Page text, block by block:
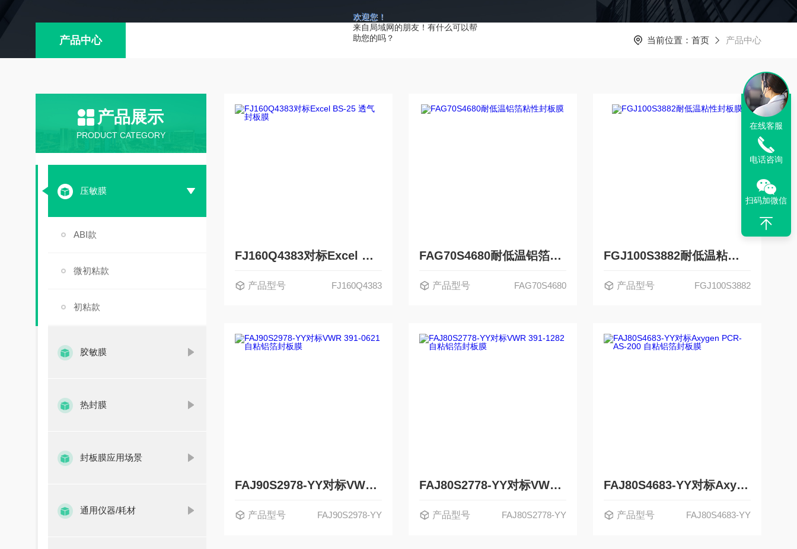
欢迎您！
来自局域网的朋友！有什么可以帮
助您的吗？
产品中心 当前位置： 首页 产品中心
产品展示
PRODUCT CATEGORY
压敏膜
ABI款
微初粘款
初粘款
胶敏膜
热封膜
封板膜应用场景
通用仪器/耗材
FJ160Q4383对标Excel BS-25 透气封板膜
产品型号 FJ160Q4383
FAG70S4680耐低温铝箔粘性封板膜
产品型号 FAG70S4680
FGJ100S3882耐低温粘性封板膜
产品型号 FGJ100S3882
FAJ90S2978-YY对标VWR 391-0621 自粘铝箔封板膜
产品型号 FAJ90S2978-YY
FAJ80S2778-YY对标VWR 391-1282自粘铝箔封板膜
产品型号 FAJ80S2778-YY
FAJ80S4683-YY对标Axygen PCR-AS-200 自粘铝箔封板膜
产品型号 FAJ80S4683-YY
在线客服
电话咨询
扫码加微信